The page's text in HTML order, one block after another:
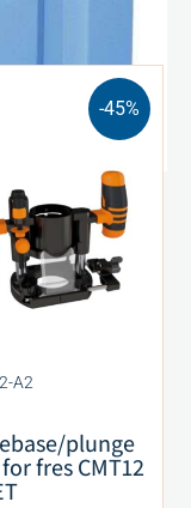
-45%
A2
plunge
fres CMT12